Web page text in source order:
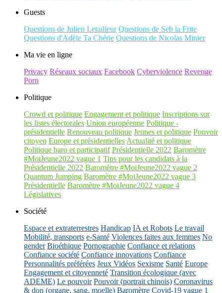
Guests
Questions de Julien Letailleur Questions de Seb la Frite
Questions d'Adèle Ta Chérie Questions de Nicolas Minier
Ma vie en ligne
Privacy Réseaux sociaux Facebook Cyberviolence Revenge
Porn
Politique
Crowd et politique Engagement et politique Inscriptions sur
les listes électorales Union européenne Politique -
présidentielle Renouveau politique Jeunes et politique Pouvoir
citoyen Europe et présidentielles Actualité et politique
Politique baro et participatif Présidentielle 2022 Baromètre
#MoiJeune2022 vague 1 Tips pour les candidats à la
Présidentielle 2022 Baromètre #MoiJeune2022 vague 2
Quantum Jumping Baromètre #MoiJeune2022 vague 3
Présidentielle Baromètre #MoiJeune2022 vague 4
Législatives
Société
Espace et extraterrestres Handicap IA et Robots Le travail
Mobilité, transports e-Santé Violences faites aux femmes No
gender Bioéthique Pornographie Confiance et relations
Confiance société Confiance innovations Confiance
Personnalités préférées Jeux Vidéos Sexisme Santé Europe
Engagement et citoyenneté Transition écologique (avec
ADEME) Le pouvoir Pouvoir (portrait chinois) Coronavirus
& don (organe, sang, moelle) Baromètre Covid-19 vague 1